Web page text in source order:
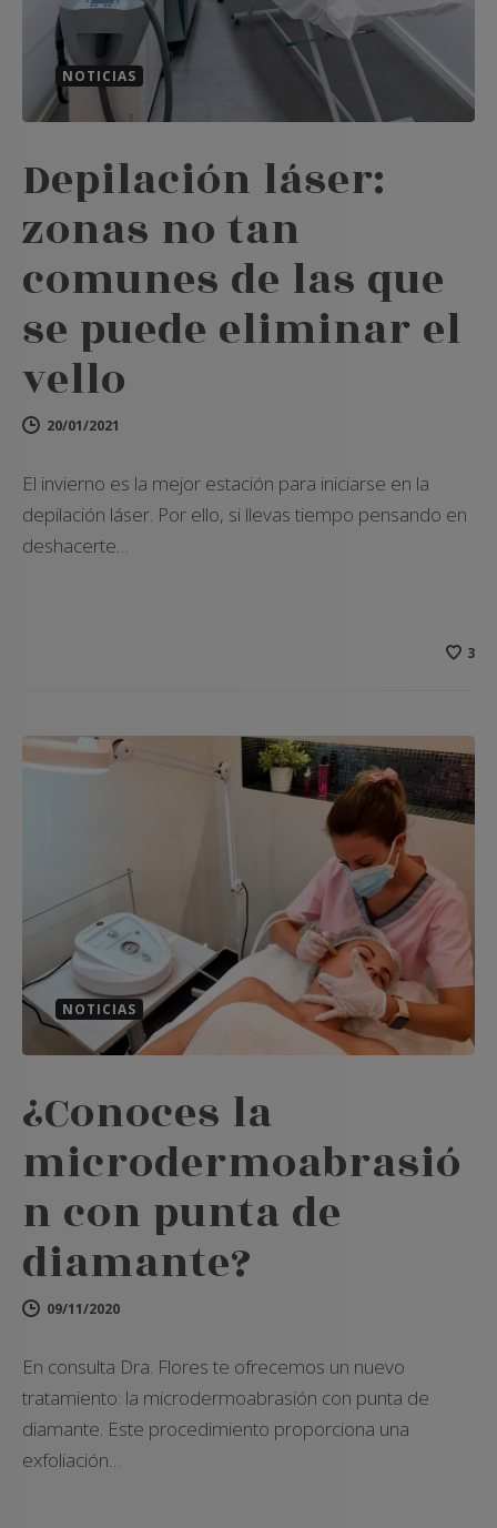
NOTICIAS
Depilación láser:
zonas no tan
comunes de las que
se puede eliminar el
vello
20/01/2021
El invierno es la mejor estación para iniciarse en la
depilación láser. Por ello, si llevas tiempo pensando en
deshacerte…
3
NOTICIAS
¿Conoces la
microdermoabrasió
n con punta de
diamante?
09/11/2020
En consulta Dra. Flores te ofrecemos un nuevo
tratamiento: la microdermoabrasión con punta de
diamante. Este procedimiento proporciona una
exfoliación…